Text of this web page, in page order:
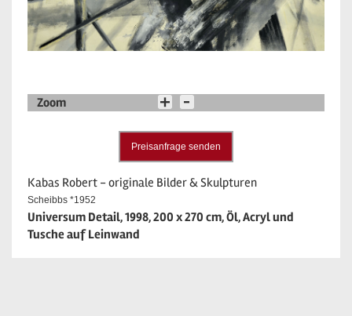
Zoom
Preisanfrage senden
Kabas Robert - originale Bilder & Skulpturen
Scheibbs *1952
Universum Detail, 1998, 200 x 270 cm, Öl, Acryl und
Tusche auf Leinwand